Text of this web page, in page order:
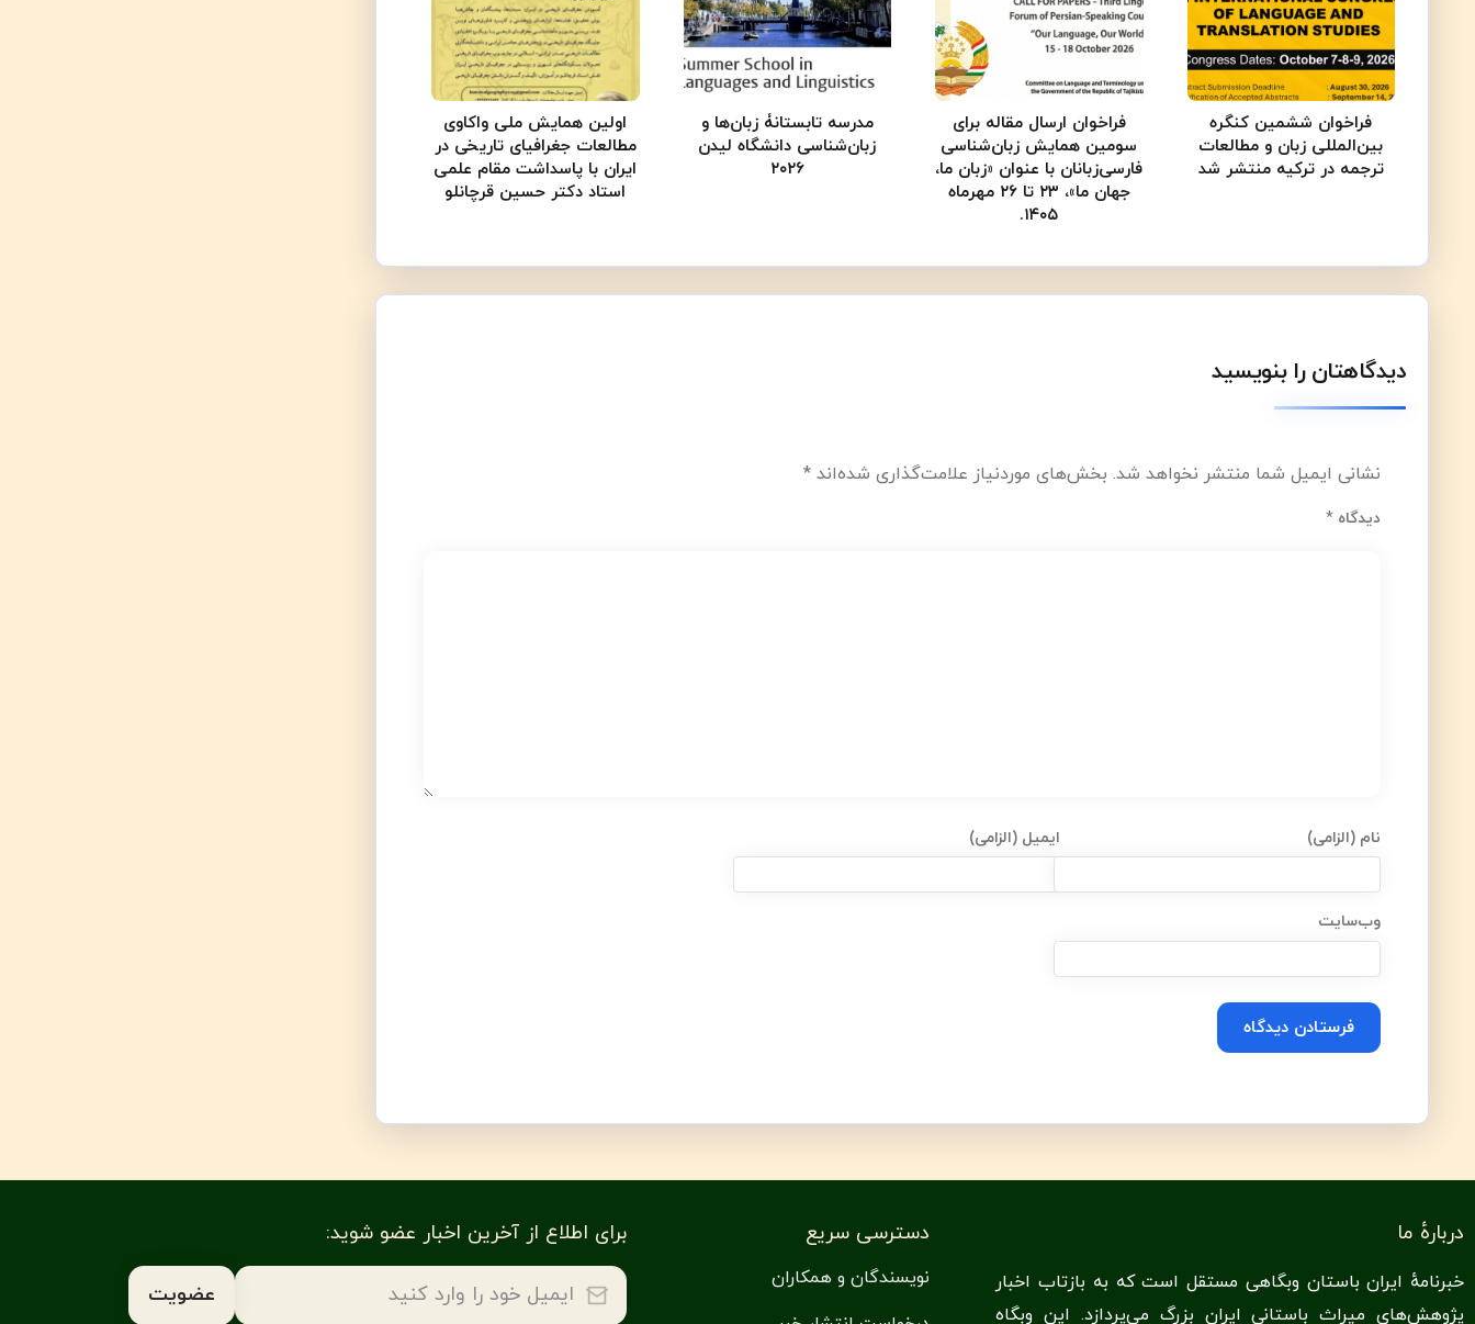
فراخوان ششمین کنگره
بین‌المللی زبان و مطالعات
ترجمه در ترکیه منتشر شد
فراخوان ارسال مقاله برای
سومین همایش زبان‌شناسی
فارسی‌زبانان با عنوان «زبان ما،
جهان ما»، ۲۳ تا ۲۶ مهرماه
۱۴۰۵.
مدرسه تابستانۀ زبان‌ها و
زبان‌شناسی دانشگاه لیدن
۲۰۲۶
اولین همایش ملی واکاوی
مطالعات جغرافیای تاریخی در
ایران با پاسداشت مقام علمی
استاد دکتر حسین قرچانلو
دیدگاهتان را بنویسید
نشانی ایمیل شما منتشر نخواهد شد. بخش‌های موردنیاز علامت‌گذاری شده‌اند*
دیدگاه*
نام (الزامی) ایمیل (الزامی)
وب‌سایت
دربارهٔ ما
خبرنامهٔ ایران باستان وبگاهی مستقل است که به بازتاب اخبار
پژوهش‌های میراث باستانی ایران بزرگ می‌پردازد. این وبگاه
دسترسی سریع
نویسندگان و همکاران
برای اطلاع از آخرین اخبار عضو شوید: